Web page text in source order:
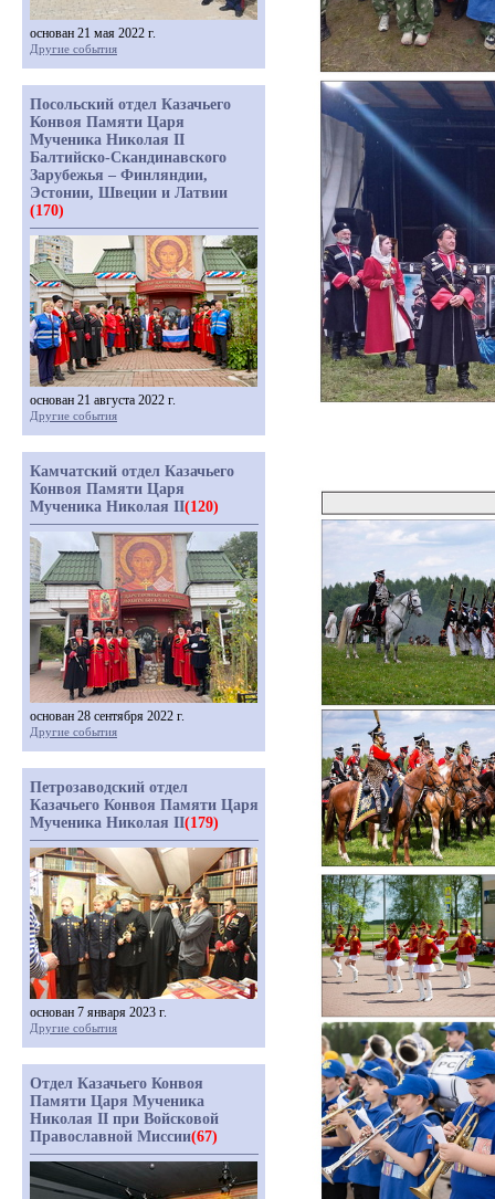
основан 21 мая 2022 г.
Другие события
Посольский отдел Казачьего
Конвоя Памяти Царя
Мученика Николая II
Балтийско-Скандинавского
Зарубежья – Финляндии,
Эстонии, Швеции и Латвии
(170)
основан 21 августа 2022 г.
Другие события
Камчатский отдел Казачьего
Конвоя Памяти Царя
Мученика Николая II(120)
основан 28 сентября 2022 г.
Другие события
Петрозаводский отдел
Казачьего Конвоя Памяти Царя
Мученика Николая II(179)
основан 7 января 2023 г.
Другие события
Отдел Казачьего Конвоя
Памяти Царя Мученика
Николая II при Войсковой
Православной Миссии(67)